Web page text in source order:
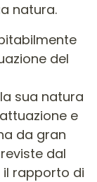
natura.
del
sua natura
e
da gran
dal
rapporto di